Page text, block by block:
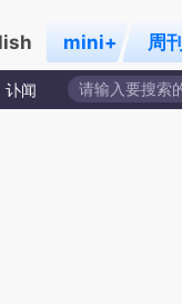
mini+ 周刊
讣闻